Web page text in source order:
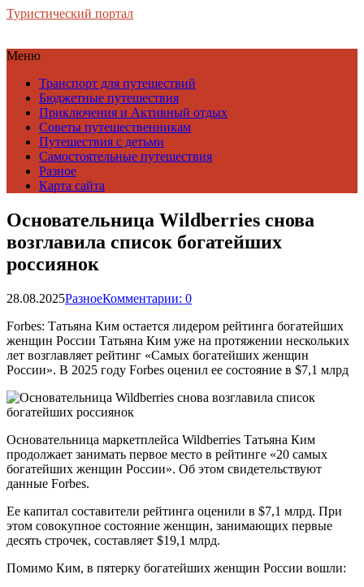
Туристический портал
Меню
Транспорт для путешествий
Бюджетные путешествия
Приключения и Активный отдых
Советы путешественникам
Путешествия с детьми
Самостоятельные путешествия
Разное
Карта сайта
Основательница Wildberries снова
возглавила список богатейших
россиянок
28.08.2025РазноеКомментарии: 0
Forbes: Татьяна Ким остается лидером рейтинга богатейших
женщин России Татьяна Ким уже на протяжении нескольких
лет возглавляет рейтинг «Самых богатейших женщин
России». В 2025 году Forbes оценил ее состояние в $7,1 млрд
Основательница маркетплейса Wildberries Татьяна Ким
продолжает занимать первое место в рейтинге «20 самых
богатейших женщин России». Об этом свидетельствуют
данные Forbes.
Ее капитал составители рейтинга оценили в $7,1 млрд. При
этом совокупное состояние женщин, занимающих первые
десять строчек, составляет $19,1 млрд.
Помимо Ким, в пятерку богатейших женщин России вошли: